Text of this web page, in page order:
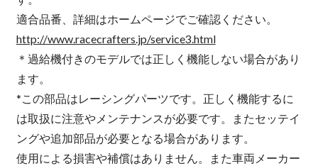
適合品番、詳細はホームページでご確認ください。
http://www.racecrafters.jp/service3.html
＊過給機付きのモデルでは正しく機能しない場合があり
ます。
*この部品はレーシングパーツです。正しく機能するに
は取扱に注意やメンテナンスが必要です。またセッテイ
ングや追加部品が必要となる場合があります。
使用による損害や補償はありません。また車両メーカー